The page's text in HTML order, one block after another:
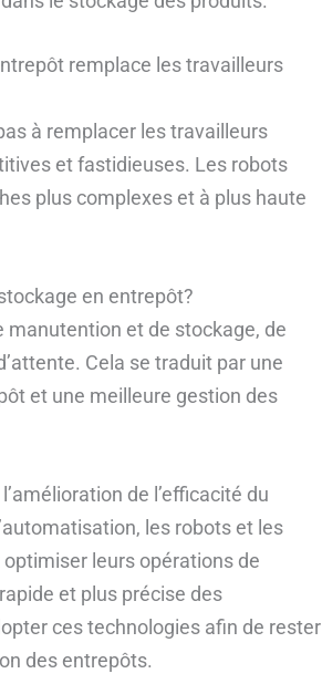
remplace les travailleurs
à remplacer les travailleurs
et fastidieuses. Les robots
plus complexes et à plus haute
en entrepôt?
manutention et de stockage, de
Cela se traduit par une
et une meilleure gestion des
de l’efficacité du
les robots et les
leurs opérations de
et plus précise des
ces technologies afin de rester
des entrepôts.